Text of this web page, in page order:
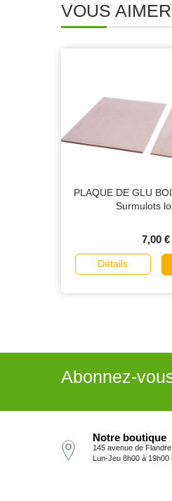
VOUS
PLAQUE DE GLU
Surmulots
7,00 €
Détails
Abonnez-
Notre boutique
145 avenue de
Lun-Jeu 8h00 à 19h00